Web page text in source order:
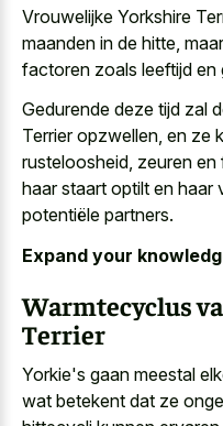
Vrouwelijke Yorkshire
maanden in de hitte,
factoren zoals leeftijd en
Gedurende deze tijd zal
Terrier opzwellen, en ze
rusteloosheid, zeuren
haarstaart optilt en haar
potentiële partners.
Expand your
Warmtecyclus
Terrier
Yorkie's gaan meestal
wat betekent dat ze